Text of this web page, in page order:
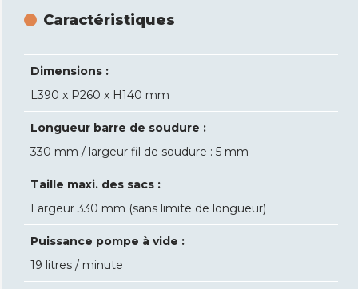
Caractéristiques
Dimensions :
L390 x P260 x H140 mm
Longueur barre de soudure :
330 mm / largeur fil de soudure : 5 mm
Taille maxi. des sacs :
Largeur 330 mm (sans limite de longueur)
Puissance pompe à vide :
19 litres / minute